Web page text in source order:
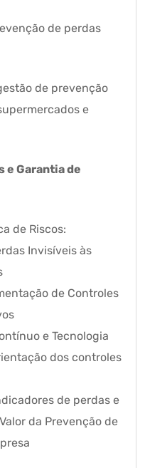
de perdas
de prevenção
e
e Garantia de
de Riscos:
Invisíveis às
de Controles
e Tecnologia
dos controles
de perdas e
da Prevenção de